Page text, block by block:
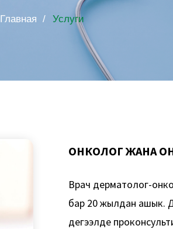
Главная / Услуги
ОНКОЛОГ ЖАНА
Врач дерматолог-
бар 20 жылдан ашык.
деңгээлде